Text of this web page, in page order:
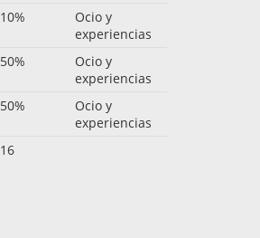
10%
Ocio y
experiencias
50%
Ocio y
experiencias
50%
Ocio y
experiencias
16